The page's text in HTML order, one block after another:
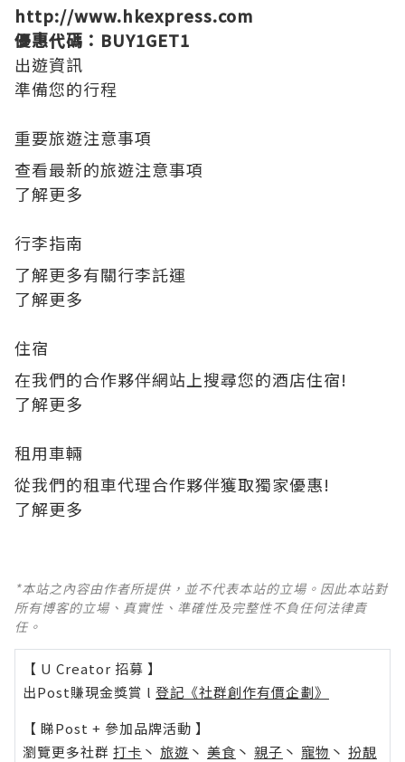
http://www.hkexpress.com
優惠代碼：BUY1GET1
出遊資訊
準備您的行程
重要旅遊注意事項
查看最新的旅遊注意事項
了解更多
行李指南
了解更多有關行李託運
了解更多
住宿
在我們的合作夥伴網站上搜尋您的酒店住宿!
了解更多
租用車輛
從我們的租車代理合作夥伴獲取獨家優惠!
了解更多
*本站之內容由作者所提供，並不代表本站的立場。因此本站對
所有博客的立場、真實性、準確性及完整性不負任何法律責
任。
【 U Creator 招募 】
出Post賺現金獎賞 l 登記《社群創作有價企劃》
【 睇Post + 參加品牌活動 】
瀏覽更多社群 打卡 丶 旅遊 丶 美食 丶 親子 丶 寵物 丶 扮靚